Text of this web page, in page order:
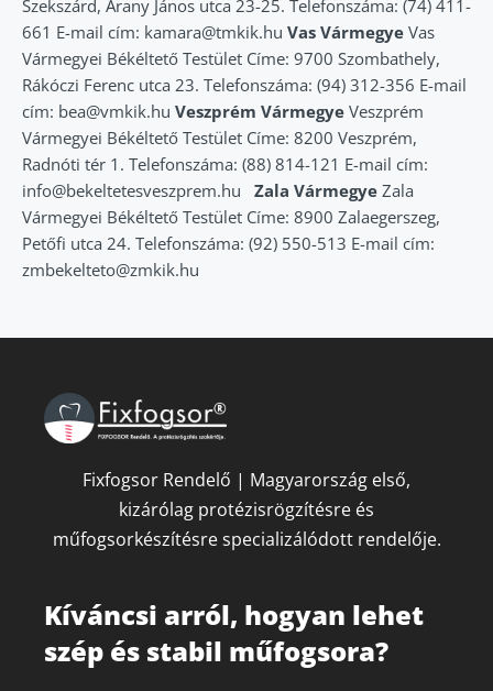
Szekszárd, Arany János utca 23-25. Telefonszáma: (74) 411-
661 E-mail cím: kamara@tmkik.hu Vas Vármegye Vas
Vármegyei Békéltető Testület Címe: 9700 Szombathely,
Rákóczi Ferenc utca 23. Telefonszáma: (94) 312-356 E-mail
cím: bea@vmkik.hu Veszprém Vármegye Veszprém
Vármegyei Békéltető Testület Címe: 8200 Veszprém,
Radnóti tér 1. Telefonszáma: (88) 814-121 E-mail cím:
info@bekeltetesveszprem.hu
Zala Vármegye Zala
Vármegyei Békéltető Testület Címe: 8900 Zalaegerszeg,
Petőfi utca 24. Telefonszáma: (92) 550-513 E-mail cím:
zmbekelteto@zmkik.hu
Fixfogsor Rendelő | Magyarország első,
kizárólag protézisrögzítésre és
műfogsorkészítésre specializálódott rendelője.
Kíváncsi arról, hogyan lehet
szép és stabil műfogsora?